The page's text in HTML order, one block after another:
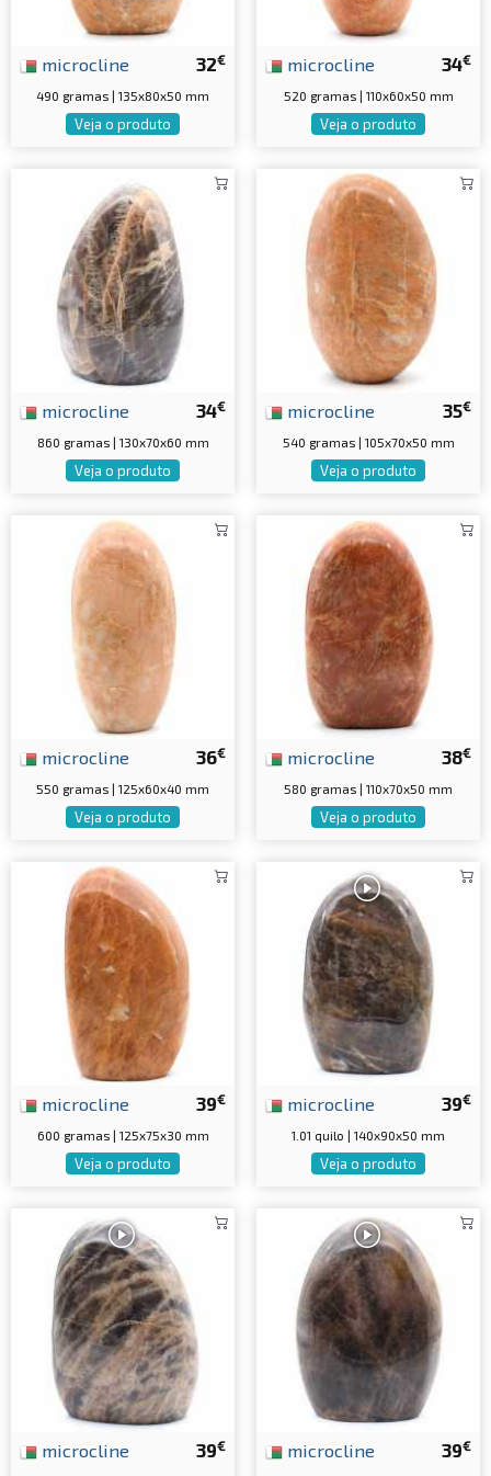
32€
microcline
490 gramas | 135x80x50 mm
Veja o produto
34€
microcline
520 gramas | 110x60x50 mm
Veja o produto
34€
microcline
860 gramas | 130x70x60 mm
Veja o produto
35€
microcline
540 gramas | 105x70x50 mm
Veja o produto
36€
microcline
550 gramas | 125x60x40 mm
Veja o produto
38€
microcline
580 gramas | 110x70x50 mm
Veja o produto
39€
microcline
600 gramas | 125x75x30 mm
Veja o produto
39€
microcline
1.01 quilo | 140x90x50 mm
Veja o produto
39€
microcline 39€
microcline